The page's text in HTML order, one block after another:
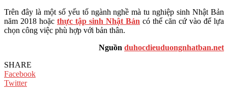
Trên đây là một số yếu tố ngành nghề mà tu nghiệp sinh Nhật Bản
năm 2018 hoặc thực tập sinh Nhật Bản có thể căn cứ vào để lựa
chọn công việc phù hợp với bản thân.
Nguồn duhocdieuduongnhatban.net
SHARE
Facebook
Twitter